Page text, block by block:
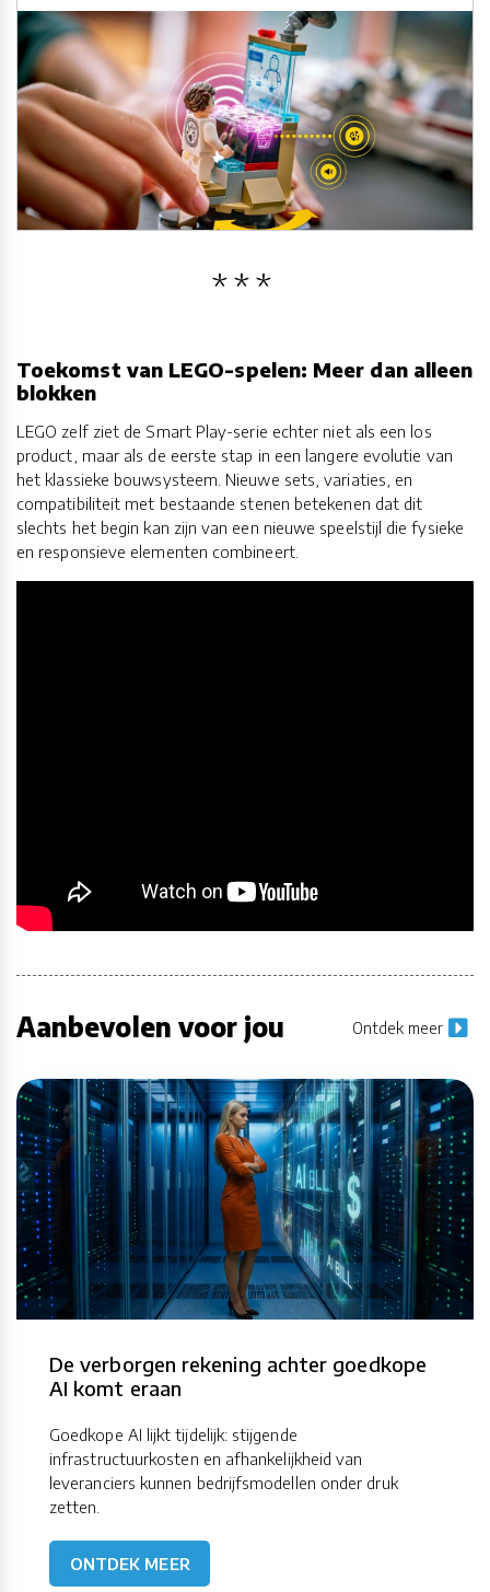
Toekomst van LEGO-spelen: Meer dan alleen
blokken
LEGO zelf ziet de Smart Play-serie echter niet als een los
product, maar als de eerste stap in een langere evolutie van
het klassieke bouwsysteem. Nieuwe sets, variaties, en
compatibiliteit met bestaande stenen betekenen dat dit
slechts het begin kan zijn van een nieuwe speelstijl die fysieke
en responsieve elementen combineert.
Aanbevolen voor jou Ontdek meer
De verborgen rekening achter goedkope
AI komt eraan
Goedkope AI lijkt tijdelijk: stijgende
infrastructuurkosten en afhankelijkheid van
leveranciers kunnen bedrijfsmodellen onder druk
zetten.
ONTDEK MEER